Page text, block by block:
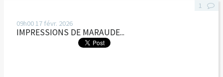
09h0017 févr. 2026
IMPRESSIONS DE MARAUDE...
1